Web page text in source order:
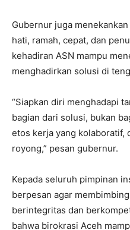
Gubernur juga
hati, ramah, cepat, dan
kehadiran ASN mampu
menghadirkan solusi di
“Siapkan diri menghadapi
bagian dari solusi, bukan
etos kerja yang kolaboratif,
royong,” pesan gubernur.
Kepada seluruh pimpinan
berpesan agar
berintegritas dan
bahwa birokrasi Aceh